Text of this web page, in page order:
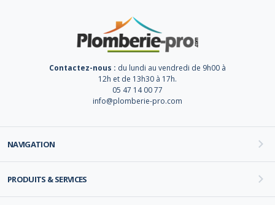
Contactez-nous : du lundi au vendredi de 9h00 à
12h et de 13h30 à 17h.
05 47 14 00 77
info@plomberie-pro.com
NAVIGATION
PRODUITS & SERVICES